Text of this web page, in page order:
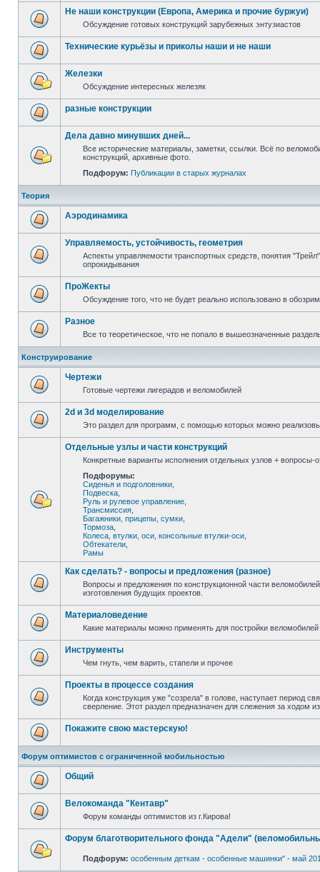
Не наши конструкции (Европа, Америка и прочие буржуи)
Обсуждение готовых конструкций зарубежных энтузиастов
Технические курьёзы и приколы наши и не наши
Железки
Обсуждение интересных железяк
разные конструкции
Дела давно минувших дней...
Все исторические материалы, заметки, ссылки. Всё по
конструкций, архивные фото.
Подфорум: Публикации в старых журналах
Теория
Аэродинамика
Управляемость, устойчивость, геометрия
Аспекты управляемости транспортных средств, понятия
опрокидывания
ПроЖекты
Обсуждение того, что не будет реально использовано в
Разное
Все то теоретическое, что не попало в вышеозначенные
Конструирование
Чертежи
Готовые чертежи лигерадов и веломобилей
2d и 3d моделирование
Это раздел для программ, с помощью которых можно
Отдельные узлы и части конструкций
Конкретные варианты исполнения отдельных узлов + вопросы-
Подфорумы:
Сиденья и подголовники
Подвеска
Руль и рулевое управление
Трансмиссия
Багажники, прицепы, сумки
Тормоза
Колеса, втулки, оси, консольные втулки-оси
Обтекатели
Рамы
Как сделать? - вопросы и предложения (разное)
Вопросы и предложения по конструкционной части
изготовления будущих проектов.
Материаловедение
Какие материалы можно применять для постройки
Инструменты
Чем гнуть, чем варить, стапели и прочее
Проекты в процессе создания
Когда конструкция уже "созрела" в голове, наступает период
сверление. Этот раздел предназначен для слежения за ходом
Покажите свою мастерскую!
Форум оптимистов с ограниченной мобильностью
Общий
Велокоманда "Кентавр"
Форум команды оптимистов из г.Кирова!
Форум благотворительного фонда "Адели"
Подфорум: особенным деткам - особенные машинки" - май